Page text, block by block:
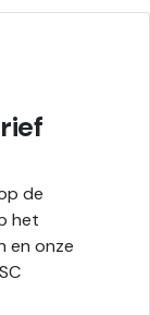
de
het
en onze